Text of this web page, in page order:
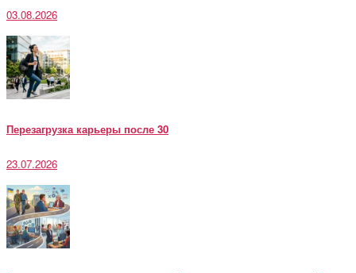
03.08.2026
Перезагрузка карьеры после 30
23.07.2026